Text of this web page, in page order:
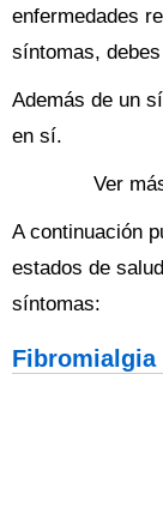
enfermedades
síntomas,
Además de un
en sí.
Ver
A continuación
estados de
síntomas:
Fibromialgia